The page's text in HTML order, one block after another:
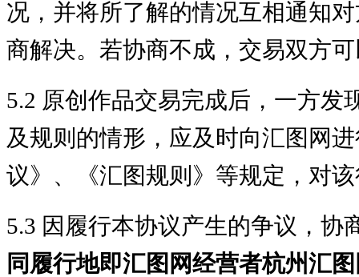
况，并将所了解的情况互相通知
商解决。若协商不成，交易双方
5.2 原创作品交易完成后，一方发
及规则的情形，应及时向汇图网
议》、《汇图规则》等规定，对
5.3 因履行本协议产生的争议，协
同履行地即汇图网经营者杭州汇